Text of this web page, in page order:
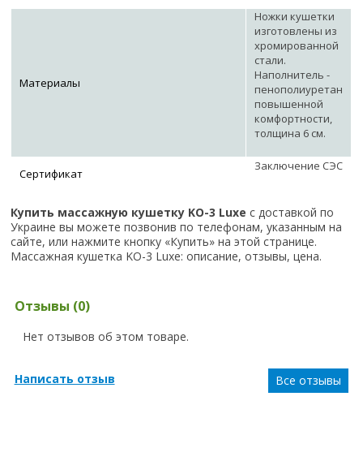
Материалы
Ножки кушетки
изготовлены из
хромированной
стали.
Наполнитель -
пенополиуретан
повышенной
комфортности,
толщина 6 см.
Сертификат
Заключение СЭС
Купить массажную кушетку KO-3 Luxe с доставкой по
Украине вы можете позвонив по телефонам, указанным на
сайте, или нажмите кнопку «Купить» на этой странице.
Массажная кушетка KO-3 Luxe: описание, отзывы, цена.
Отзывы (0)
Нет отзывов об этом товаре.
Написать отзыв Все отзывы